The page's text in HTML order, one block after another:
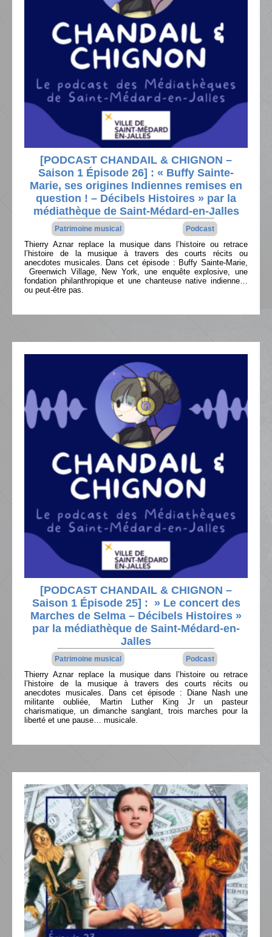
[PODCAST CHANDAIL & CHIGNON –
Saison 1 Épisode 26] : « Buffy Sainte-
Marie, ses origines Indiennes remises en
question ! – Décibels Histoires » par la
médiathèque de Saint-Médard-en-Jalles
Patrimoine musical Podcast
Thierry Aznar replace la musique dans l’histoire ou retrace
l’histoire de la musique à travers des courts récits ou
anecdotes musicales. Dans cet épisode : Buffy Sainte-Marie,
Greenwich Village, New York, une enquête explosive, une
fondation philanthropique et une chanteuse native indienne…
ou peut-être pas.
[PODCAST CHANDAIL & CHIGNON –
Saison 1 Épisode 25] : » Le concert des
Marches de Selma – Décibels Histoires »
par la médiathèque de Saint-Médard-en-
Jalles
Patrimoine musical Podcast
Thierry Aznar replace la musique dans l’histoire ou retrace
l’histoire de la musique à travers des courts récits ou
anecdotes musicales. Dans cet épisode : Diane Nash une
militante oubliée, Martin Luther King Jr un pasteur
charismatique, un dimanche sanglant, trois marches pour la
liberté et une pause… musicale.